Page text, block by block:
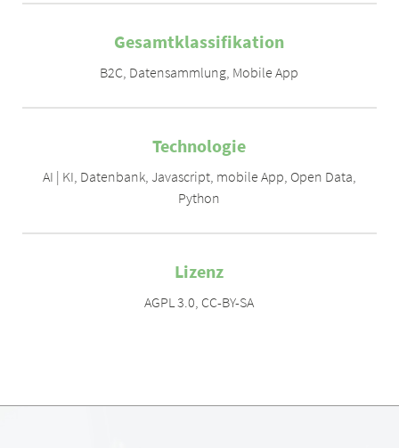
Gesamtklassifikation
B2C Datensammlung Mobile App
Technologie
AI | KI Datenbank, Javascript, mobile App Open Data
Python
Lizenz
AGPL 3.0 CC-BY-SA